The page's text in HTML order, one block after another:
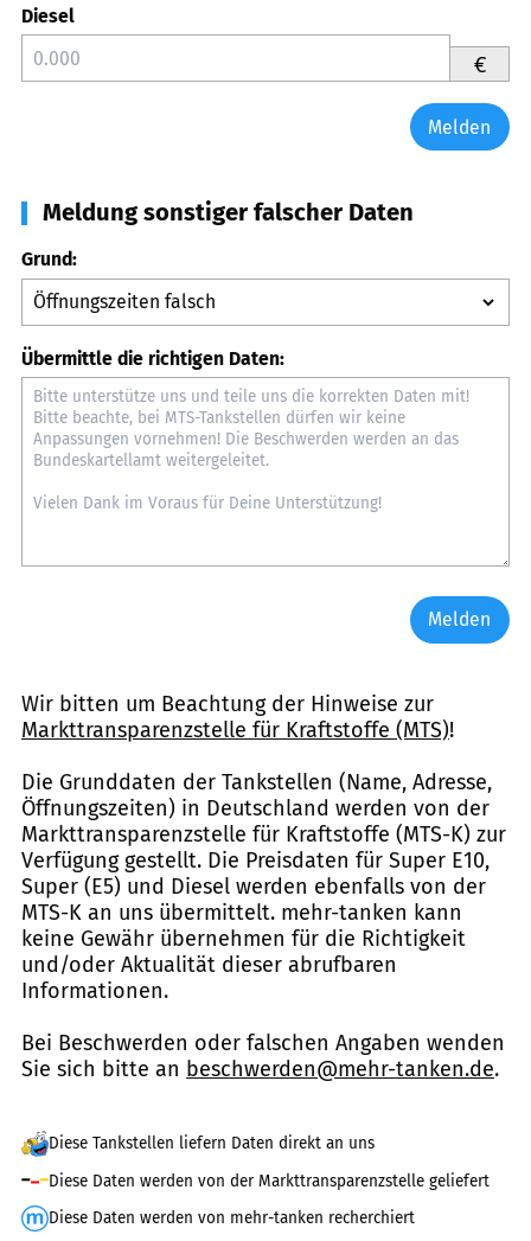
Diesel
€
Melden
Meldung sonstiger falscher Daten
Grund:
Übermittle die richtigen Daten:
Melden
Wir bitten um Beachtung der Hinweise zur
Markttransparenzstelle für Kraftstoffe (MTS)!
Die Grunddaten der Tankstellen (Name, Adresse,
Öffnungszeiten) in Deutschland werden von der
Markttransparenzstelle für Kraftstoffe (MTS-K) zur
Verfügung gestellt. Die Preisdaten für Super E10,
Super (E5) und Diesel werden ebenfalls von der
MTS-K an uns übermittelt. mehr-tanken kann
keine Gewähr übernehmen für die Richtigkeit
und/oder Aktualität dieser abrufbaren
Informationen.
Bei Beschwerden oder falschen Angaben wenden
Sie sich bitte an beschwerden@mehr-tanken.de.
Diese Tankstellen liefern Daten direkt an uns
Diese Daten werden von der Markttransparenzstelle geliefert
Diese Daten werden von mehr-tanken recherchiert